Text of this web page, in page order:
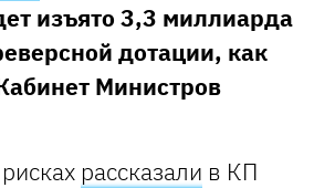
изъято 3,3 миллиарда
дотации, как
Министров
рассказали в КП